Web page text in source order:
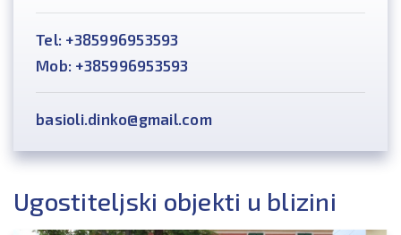
Tel: +385996953593
Mob: +385996953593
basioli.dinko@gmail.com
Ugostiteljski objekti u blizini